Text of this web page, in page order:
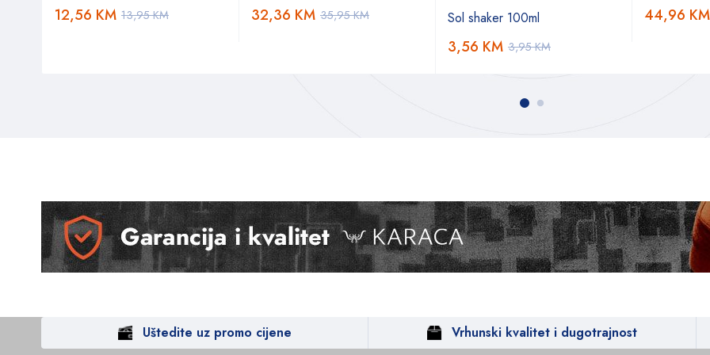
13,95KM
12,56 KM 35,95KM
32,36 KM Sol shaker 100ml
3,95KM
3,56 KM
44,96 KM
Uštedite uz promo cijene Vrhunski kvalitet i dugotrajnost